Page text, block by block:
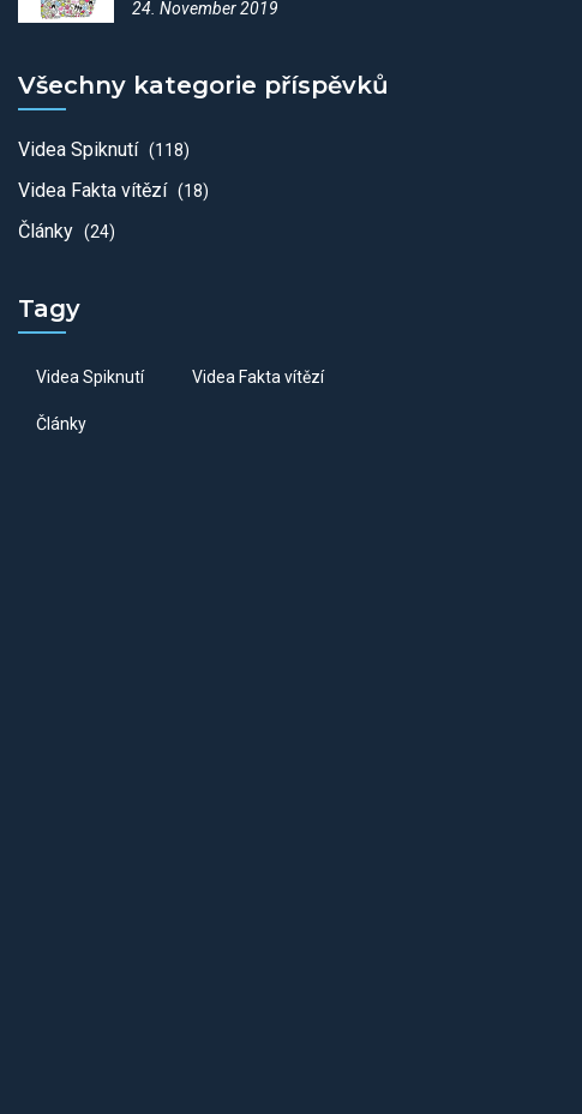
24. November 2019
Všechny kategorie příspěvků
Videa Spiknutí (118)
Videa Fakta vítězí (18)
Články (24)
Tagy
Videa Spiknutí Videa Fakta vítězí
Články